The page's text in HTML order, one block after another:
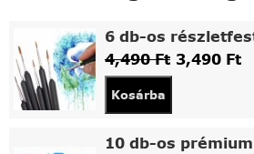
6 db-os
4,490Ft 3,490 Ft
Kosárba
10 db-os